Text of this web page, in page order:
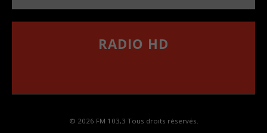
RADIO HD
© 2026 FM 103,3 Tous droits réservés.